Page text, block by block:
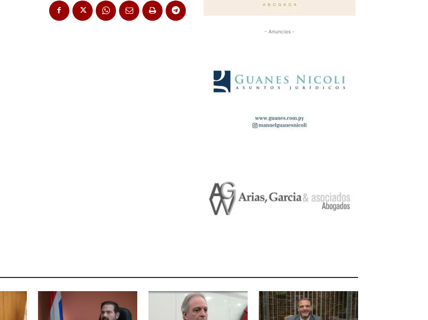
- Anuncios -